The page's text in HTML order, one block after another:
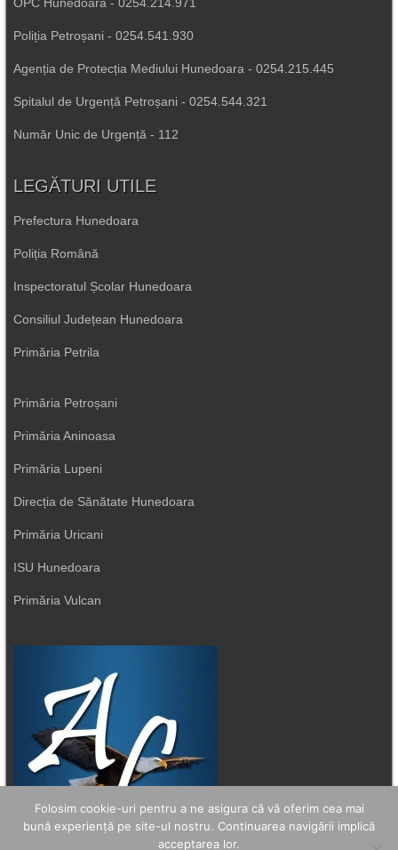
Poliția Petroșani - 0254.541.930
Agenția de Protecția Mediului Hunedoara - 0254.215.445
Spitalul de Urgență Petroșani - 0254.544.321
Număr Unic de Urgență - 112
LEGĂTURI UTILE
Prefectura Hunedoara
Poliția Română
Inspectoratul Școlar Hunedoara
Consiliul Județean Hunedoara
Primăria Petrila
Primăria Petroșani
Primăria Aninoasa
Primăria Lupeni
Direcția de Sănătate Hunedoara
Primăria Uricani
ISU Hunedoara
Primăria Vulcan
Folosim cookie-uri pentru a ne asigura că vă oferim cea mai
bună experiență pe site-ul nostru. Continuarea navigării implică
acceptarea lor.